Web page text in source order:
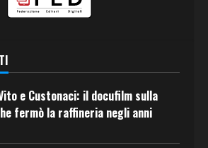
e Custonaci: il docufilm sulla
fermò la raffineria negli anni